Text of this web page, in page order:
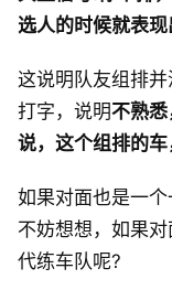
选人的时候就表现
这说明队友组排
打字，说明不熟
说，这个组排的车
如果对面也是一
不妨想想，如果
代练车队呢?